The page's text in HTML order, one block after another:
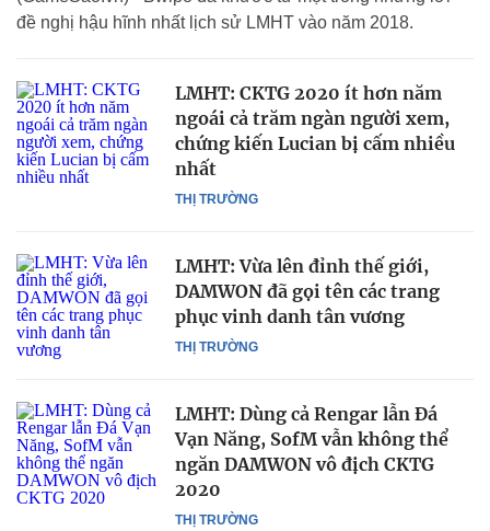
đề nghị hậu hĩnh nhất lịch sử LMHT vào năm 2018.
THỊ TRƯỜNG
LMHT: CKTG 2020 ít hơn năm
ngoái cả trăm ngàn người xem,
chứng kiến Lucian bị cấm nhiều
nhất
THỊ TRƯỜNG
LMHT: Vừa lên đỉnh thế giới,
DAMWON đã gọi tên các trang
phục vinh danh tân vương
THỊ TRƯỜNG
LMHT: Dùng cả Rengar lẫn Đá
Vạn Năng, SofM vẫn không thể
ngăn DAMWON vô địch CKTG
2020